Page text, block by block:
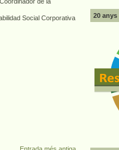
Social Corporativa
20